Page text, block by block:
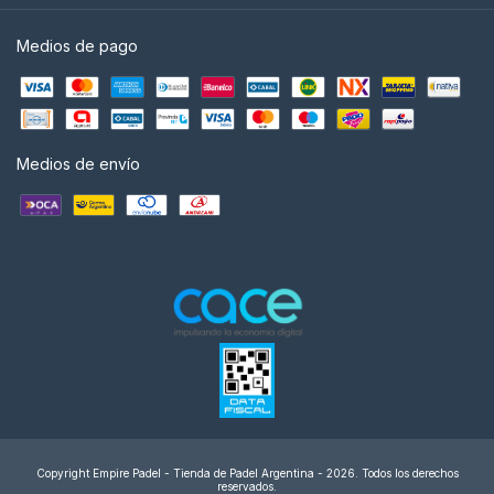
Medios de pago
Medios de envío
Copyright Empire Padel - Tienda de Padel Argentina - 2026. Todos los derechos
reservados.